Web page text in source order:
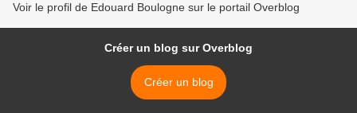
Voir le profil de Edouard Boulogne sur le portail Overblog
Créer un blog sur Overblog
Créer un blog